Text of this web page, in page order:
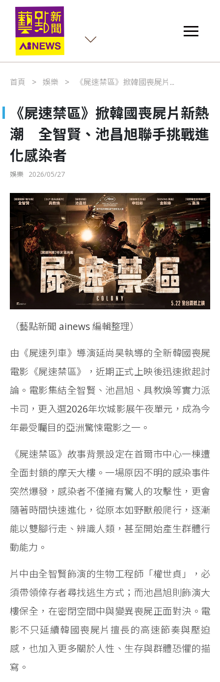
首頁 娛樂 《屍速禁區》掀韓國喪屍片...
《屍速禁區》掀韓國喪屍片新熱
潮 全智賢、池昌旭聯手挑戰進
化感染者
娛樂 2026/05/27
（藝點新聞 ainews 編輯整理）
由《屍速列車》導演延尚昊執導的全新韓國喪屍
電影《屍速禁區》，近期正式上映後迅速掀起討
論。電影集結全智賢、池昌旭、具教煥等實力派
卡司，更入選2026年坎城影展午夜單元，成為今
年最受矚目的亞洲驚悚電影之一。
《屍速禁區》故事背景設定在首爾市中心一棟遭
全面封鎖的摩天大樓。一場原因不明的感染事件
突然爆發，感染者不僅擁有驚人的攻擊性，更會
隨著時間快速進化，從原本如野獸般爬行，逐漸
能以雙腳行走、辨識人類，甚至開始產生群體行
動能力。
片中由全智賢飾演的生物工程師「權世貞」，必
須帶領倖存者尋找逃生方式；而池昌旭則飾演大
樓保全，在密閉空間中與變異喪屍正面對決。電
影不只延續韓國喪屍片擅長的高速節奏與壓迫
感，也加入更多關於人性、生存與群體恐懼的描
寫。